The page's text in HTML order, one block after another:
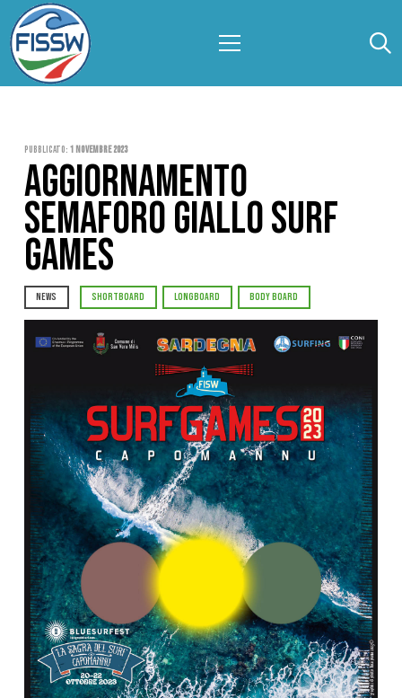
Pubblicato: 1 Novembre 2023
AGGIORNAMENTO
SEMAFORO GIALLO SURF
GAMES
NEWS SHORTBOARD LONGBOARD BODY BOARD